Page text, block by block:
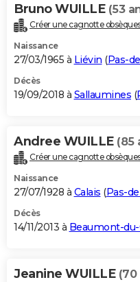
Bricolage
Lifestyle
Culture
Sport
Auto
Television
Voyage
Cinema
Bruno WUILLE (53
Créer une cagnotte
Naissance
27/03/1965 à Liévin (Pas-
Décès
19/09/2018 à Sallaumines (
Andree WUILLE (85
Créer une cagnotte
Naissance
27/07/1928 à Calais (Pas-
Décès
14/11/2013 à Beaumont-
Jeanine WUILLE (70